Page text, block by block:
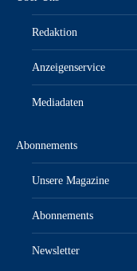
Redaktion
Anzeigenservice
Mediadaten
Abonnements
Unsere Magazine
Abonnements
Newsletter